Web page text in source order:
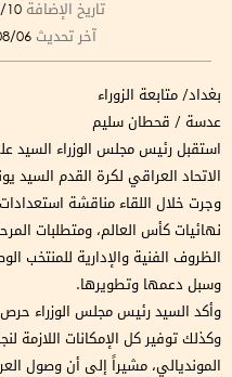
تاريخ الإضافة PM
آخر تحديث AM
بغداد/ متابعة الزوراء
عدسة / قحطان سليم
استقبل رئيس مجلس الوزراء السيد
الاتحاد العراقي لكرة القدم السيد
وجرت خلال اللقاء مناقشة
نهائيات كأس العالم، ومتطلبات
الظروف الفنية والإدارية للمنتخب
وسبل دعمها وتطويرها.
وأكد السيد رئيس مجلس الوزراء حرص
وكذلك توفير كل الإمكانات اللازمة
المونديالي، مشيراً إلى أن وصول